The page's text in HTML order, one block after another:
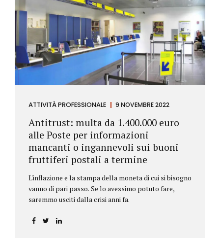
ATTIVITÀ PROFESSIONALE 9 NOVEMBRE 2022
Antitrust: multa da 1.400.000 euro
alle Poste per informazioni
mancanti o ingannevoli sui buoni
fruttiferi postali a termine
L'inflazione e la stampa della moneta di cui si bisogno
vanno di pari passo. Se lo avessimo potuto fare,
saremmo usciti dalla crisi anni fa.